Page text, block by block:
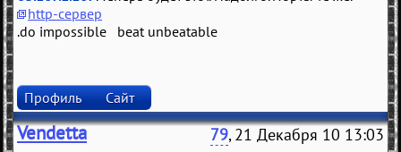
http-сервер
.do impossible beat unbeatable
Профиль Сайт
Vendetta 79, 21 Декабря 10 13:03